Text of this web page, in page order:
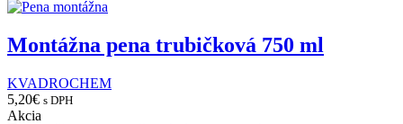
Montážna pena trubičková 750 ml
KVADROCHEM
5,20€ s DPH
Akcia